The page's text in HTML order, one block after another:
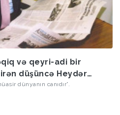
və qeyri-adi bir
düşüncə Heydər
dünyanın canıdır”.